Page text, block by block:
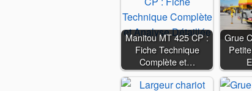
Manitou MT 425 CP :
Fiche Technique
Complète et…
Grue